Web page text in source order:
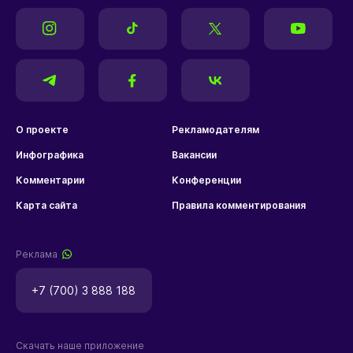
О проекте Рекламодателям
Инфографика Вакансии
Комментарии Конференции
Карта сайта Правила комментирования
Реклама
+7 (700) 3 888 188
Скачать наше приложение